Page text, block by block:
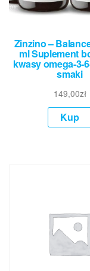
Zinzino –
ml Suplement
kwasy omega-3-
smaki
149,00zł
Kup